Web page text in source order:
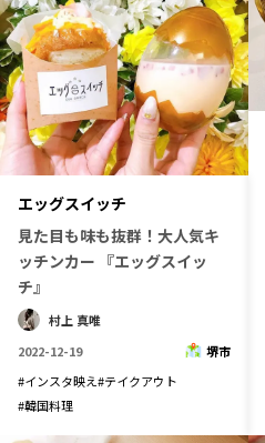
エッグスイッチ
見た目も味も抜群！大人気キ
ッチンカー 『エッグスイッ
チ』
村上 真唯
2022-12-19
堺市
#インスタ映え#テイクアウト
#韓国料理